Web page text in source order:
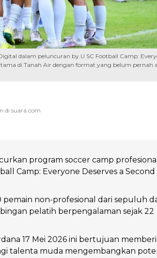
dalam peluncuran by.U SC Football Camp:
di Tanah Air dengan format yang belum pernah
program soccer camp profesional
Camp: Everyone Deserves a Second
pemain non-profesional dari sepuluh
pelatih berpengalaman sejak 22
17 Mei 2026 ini bertujuan
talenta muda mengembangkan